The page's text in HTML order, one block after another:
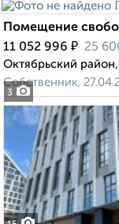
3
Помещение
11 052 996 ₽ 25
Октябрьский
Собственник,